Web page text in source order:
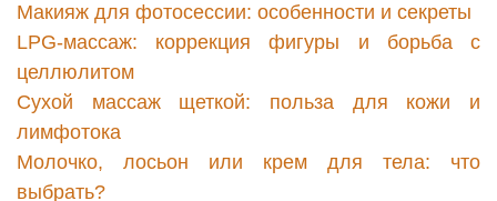
Макияж для фотосессии: особенности и секреты
LPG-массаж: коррекция фигуры и борьба с
целлюлитом
Сухой массаж щеткой: польза для кожи и
лимфотока
Молочко, лосьон или крем для тела: что
выбрать?